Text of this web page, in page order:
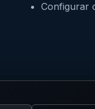
Configurar